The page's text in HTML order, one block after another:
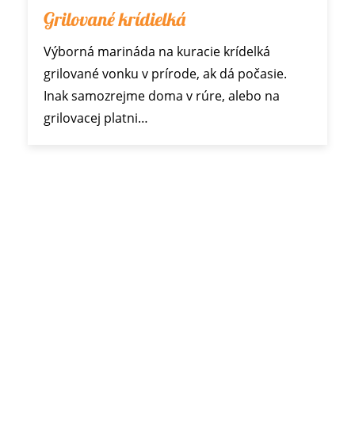
Grilované krídielká
Výborná marináda na kuracie krídelká
grilované vonku v prírode, ak dá počasie.
Inak samozrejme doma v rúre, alebo na
grilovacej platni…